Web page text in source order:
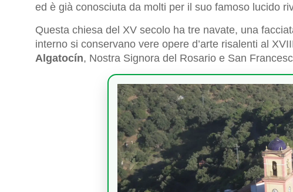
ed è già conosciuta da molti per il suo famoso lucido
Questa chiesa del XV secolo ha tre navate, una
interno si conservano vere opere d’arte risalenti al
Algatocín, Nostra Signora del Rosario e San